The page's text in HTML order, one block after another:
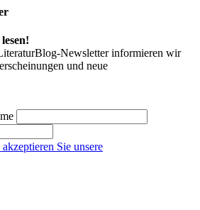
Newsletter informieren wir
und neue
Sie unsere